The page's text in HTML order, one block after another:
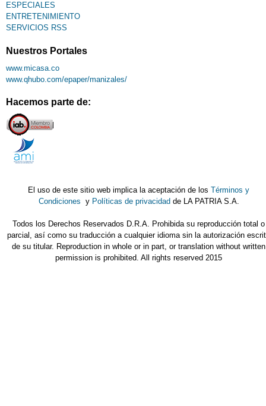
ESPECIALES
ENTRETENIMIENTO
SERVICIOS RSS
Nuestros Portales
www.micasa.co
www.qhubo.com/epaper/manizales/
Hacemos parte de:
El uso de este sitio web implica la aceptación de losTérminos y
Condiciones y Políticas de privacidad de LA PATRIA S.A.
Todos los Derechos Reservados D.R.A. Prohibida su reproducción total o
parcial, así como su traducción a cualquier idioma sin la autorización
de su titular. Reproduction in whole or in part, or translation without written
permission is prohibited. All rights reserved 2015